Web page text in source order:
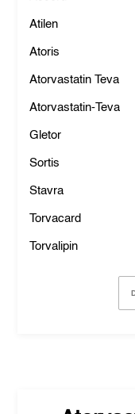
Atilen
Atoris
Atorvastatin Teva
Atorvastatin-Teva
Gletor
Sortis
Stavra
Torvacard
Torvalipin